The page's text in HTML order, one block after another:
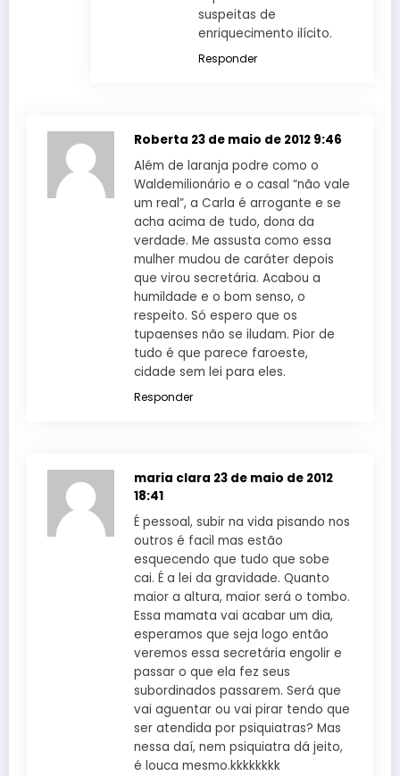
suspeitas de
enriquecimento ilícito.
Responder
Roberta 23 de maio de 2012 9:46
Além de laranja podre como o
Waldemilionário e o casal “não vale
um real”, a Carla é arrogante e se
acha acima de tudo, dona da
verdade. Me assusta como essa
mulher mudou de caráter depois
que virou secretária. Acabou a
humildade e o bom senso, o
respeito. Só espero que os
tupaenses não se iludam. Pior de
tudo é que parece faroeste,
cidade sem lei para eles.
Responder
maria clara 23 de maio de 2012
18:41
É pessoal, subir na vida pisando nos
outros é facil mas estão
esquecendo que tudo que sobe
cai. É a lei da gravidade. Quanto
maior a altura, maior será o tombo.
Essa mamata vai acabar um dia,
esperamos que seja logo então
veremos essa secretária engolir e
passar o que ela fez seus
subordinados passarem. Será que
vai aguentar ou vai pirar tendo que
ser atendida por psiquiatras? Mas
nessa daí, nem psiquiatra dá jeito,
é louca mesmo.kkkkkkkk